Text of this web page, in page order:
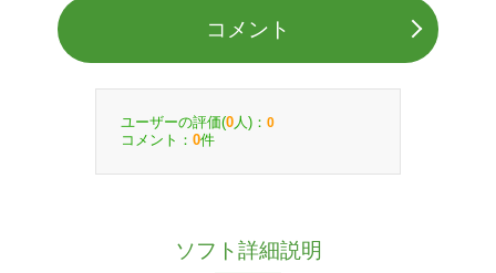
コメント
ユーザーの評価(0 人)： 0
コメント： 0件
ソフト詳細説明